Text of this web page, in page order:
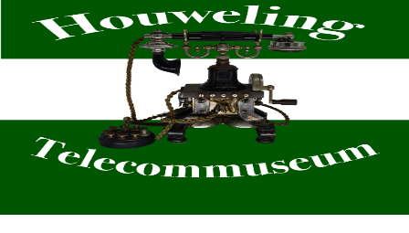
inhoud